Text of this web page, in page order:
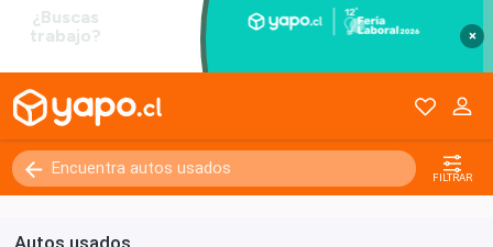
×
FILTRAR
Autos usados